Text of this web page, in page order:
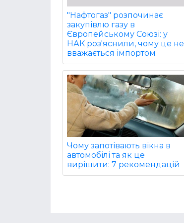
"Нафтогаз" розпочинає
закупівлю газу в
Європейському Союзі: у
НАК роз'яснили, чому це не
вважається імпортом
Чому запотівають вікна в
автомобілі та як це
вирішити: 7 рекомендацій